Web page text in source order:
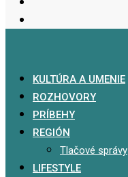
KULTÚRA A UMENIE
ROZHOVORY
PRÍBEHY
REGIÓN
Tlačové správy
LIFESTYLE